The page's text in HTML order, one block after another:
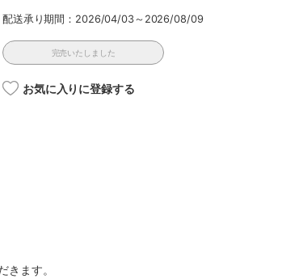
配送承り期間：2026/04/03～2026/08/09
完売いたしました
お気に入りに登録する
ます。